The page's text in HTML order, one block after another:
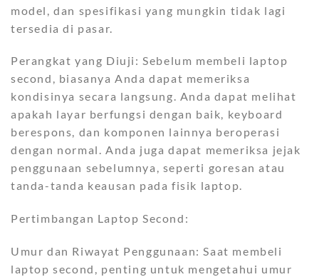
model, dan spesifikasi yang mungkin tidak lagi
tersedia di pasar.
Perangkat yang Diuji: Sebelum membeli laptop
second, biasanya Anda dapat memeriksa
kondisinya secara langsung. Anda dapat melihat
apakah layar berfungsi dengan baik, keyboard
berespons, dan komponen lainnya beroperasi
dengan normal. Anda juga dapat memeriksa jejak
penggunaan sebelumnya, seperti goresan atau
tanda-tanda keausan pada fisik laptop.
Pertimbangan Laptop Second:
Umur dan Riwayat Penggunaan: Saat membeli
laptop second, penting untuk mengetahui umur